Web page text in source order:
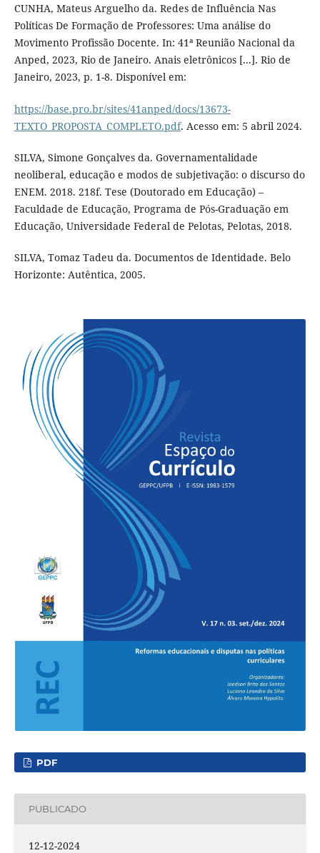
CUNHA, Mateus Arguelho da. Redes de Influência Nas
Políticas De Formação de Professores: Uma análise do
Movimento Profissão Docente. In: 41ª Reunião Nacional da
Anped, 2023, Rio de Janeiro. Anais eletrônicos [...]. Rio de
Janeiro, 2023, p. 1-8. Disponível em:
https://base.pro.br/sites/41anped/docs/13673-
TEXTO_PROPOSTA_COMPLETO.pdf. Acesso em: 5 abril 2024.
SILVA, Simone Gonçalves da. Governamentalidade
neoliberal, educação e modos de subjetivação: o discurso do
ENEM. 2018. 218f. Tese (Doutorado em Educação) –
Faculdade de Educação, Programa de Pós-Graduação em
Educação, Universidade Federal de Pelotas, Pelotas, 2018.
SILVA, Tomaz Tadeu da. Documentos de Identidade. Belo
Horizonte: Autêntica, 2005.
PDF
PUBLICADO
12-12-2024